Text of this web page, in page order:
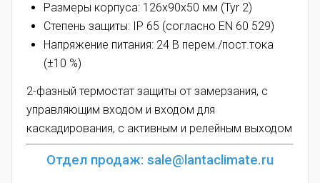
Размеры корпуса: 126x90x50 мм (Tyr 2)
Степень защиты: IP 65 (согласно EN 60 529)
Напряжение питания: 24 В перем./пост.тока
(±10 %)
2-фазный термостат защиты от замерзания, с
управляющим входом и входом для
каскадирования, с активным и релейным выходом
Отдел продаж: sale@lantaclimate.ru